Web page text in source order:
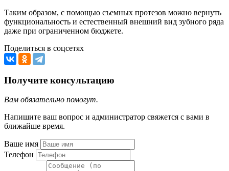
Таким образом, с помощью съемных протезов можно вернуть
функциональность и естественный внешний вид зубного ряда
даже при ограниченном бюджете.
Поделиться в соцсетях
Получите консультацию
Вам обязательно помогут.
Напишите ваш вопрос и администратор свяжется с вами в
ближайше время.
Ваше имя
Телефон